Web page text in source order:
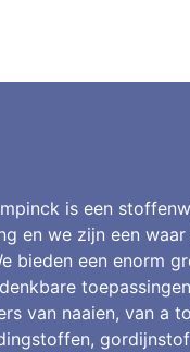
is een
en we zijn een
bieden een enorm
van naaien, van a